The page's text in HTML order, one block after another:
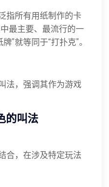
指所有用纸制作的卡
最主要、最流行的一
”就等同于“打扑克”。
法，强调其作为游戏
的叫法
合，在涉及特定玩法